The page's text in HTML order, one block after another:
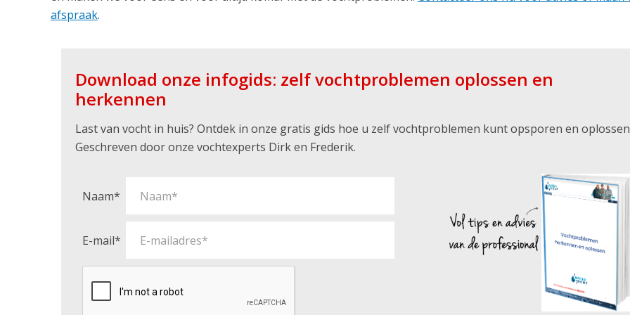
afspraak.
Download onze infogids: zelf vochtproblemen oplossen en
herkennen
Last van vocht in huis? Ontdek in onze gratis gids hoe u zelf vochtproblemen kunt opsporen en
Geschreven door onze vochtexperts Dirk en Frederik.
Naam*
E-mail*